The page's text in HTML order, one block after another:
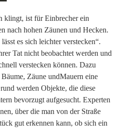
klingt, ist für Einbrecher ein
nach hohen Zäunen und Hecken.
es sich leichter verstecken“.
Tat nicht beobachtet werden und
verstecken können. Dazu
Zäune undMauern eine
werden Objekte, die diese
bevorzugt aufgesucht. Experten
über die man von der Straße
gut erkennen kann, ob sich ein